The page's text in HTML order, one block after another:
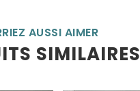
AUSSI AIMER
SIMILAIRES